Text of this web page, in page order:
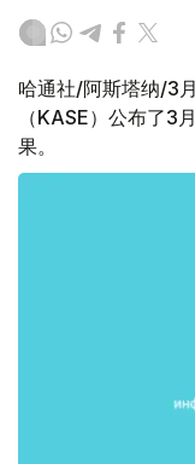
哈通社/阿斯塔纳/3
（KASE）公布了3
果。